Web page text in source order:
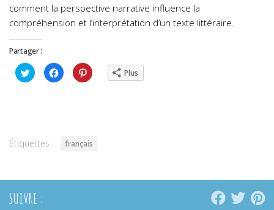
comment la perspective narrative influence la
compréhension et l’interprétation d’un texte littéraire.
Partager :
Cliquez
pour
partager
Cliquez
pour
partager
Cliquez
pour Plus
Étiquettes : français
SUIVRE :